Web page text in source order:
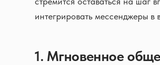
интегрировать мессенджеры в
1. Мгновенное